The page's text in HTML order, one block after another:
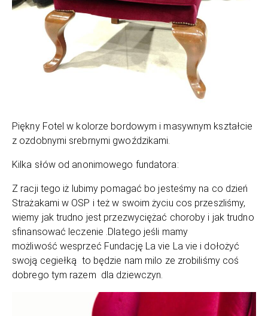
Piękny Fotel w kolorze bordowym i masywnym kształcie
z ozdobnymi srebrnymi gwoździkami.
Kilka słów od anonimowego fundatora:
Z racji tego iż lubimy pomagać bo jesteśmy na co dzień
Strażakami w OSP i też w swoim życiu cos przeszliśmy,
wiemy jak trudno jest przezwyciężać choroby i jak trudno
sfinansować leczenie .Dlatego jeśli mamy
możliwość wesprzeć Fundację La vie La vie i dołożyć
swoją cegiełką to będzie nam milo ze zrobiliśmy coś
dobrego tym razem dla dziewczyn.